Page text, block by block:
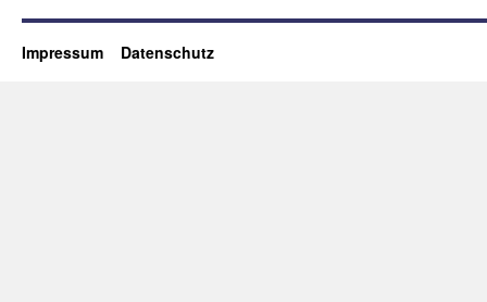
Impressum Datenschutz